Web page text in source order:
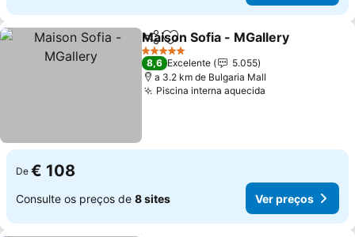
PartilharAdicionar aos favoritos
Maison Sofia - MGallery
5 Estrelas
8,6 Excelente
5.055
a 3.2 km de Bulgaria Mall
Piscina interna aquecida
De € 108
Consulte os preços de 8 sites Ver preços